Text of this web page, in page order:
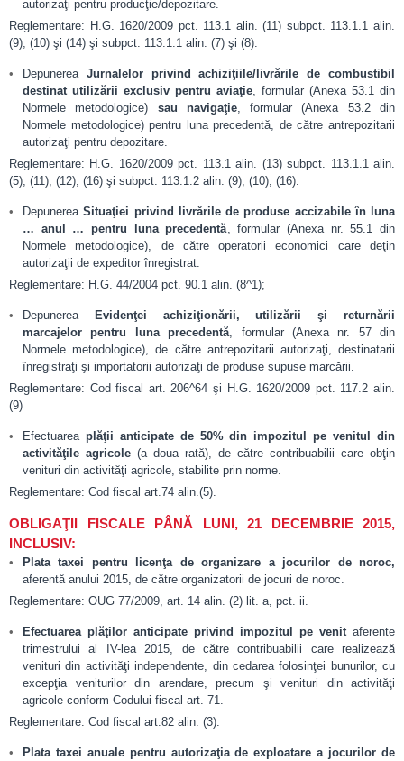
autorizaţi pentru producţie/depozitare.
Reglementare: H.G. 1620/2009 pct. 113.1 alin. (11) subpct. 113.1.1 alin.
(9), (10) şi (14) şi subpct. 113.1.1 alin. (7) şi (8).
Depunerea Jurnalelor privind achiziţiile/livrările de combustibil
destinat utilizării exclusiv pentru aviaţie, formular (Anexa 53.1 din
Normele metodologice) sau navigaţie, formular (Anexa 53.2 din
Normele metodologice) pentru luna precedentă, de către antrepozitarii
autorizaţi pentru depozitare.
Reglementare: H.G. 1620/2009 pct. 113.1 alin. (13) subpct. 113.1.1 alin.
(5), (11), (12), (16) şi subpct. 113.1.2 alin. (9), (10), (16).
DepunereaSituaţiei privind livrările de produse accizabile în luna
… anul … pentru luna precedentă, formular (Anexa nr. 55.1 din
Normele metodologice), de către operatorii economici care deţin
autorizaţii de expeditor înregistrat.
Reglementare: H.G. 44/2004 pct. 90.1 alin. (8^1);
Depunerea
Evidenţei achiziţionării, utilizării şi returnării
marcajelor pentru luna precedentă, formular (Anexa nr. 57 din
Normele metodologice), de către antrepozitarii autorizaţi, destinatarii
înregistraţi şi importatorii autorizaţi de produse supuse marcării.
Reglementare: Cod fiscal art. 206^64 şi H.G. 1620/2009 pct. 117.2 alin.
(9)
Efectuarea plăţii anticipate de 50% din impozitul pe venitul din
activităţile agricole (a doua rată), de către contribuabilii care obţin
venituri din activităţi agricole, stabilite prin norme.
Reglementare: Cod fiscal art.74 alin.(5).
OBLIGAŢII FISCALE PÂNĂ LUNI, 21 DECEMBRIE 2015,
INCLUSIV:
Plata taxei pentru licenţa de organizare a jocurilor de noroc,
aferentă anului 2015, de către organizatorii de jocuri de noroc.
Reglementare: OUG 77/2009, art. 14 alin. (2) lit. a, pct. ii.
Efectuarea pl ăţilor anticipate privind impozitul pe venit aferente
trimestrului al IV-lea 2015, de către contribuabilii care realizează
venituri din activităţi independente, din cedarea folosinţei bunurilor, cu
excepţia veniturilor din arendare, precum şi venituri din activităţi
agricole conform Codului fiscal art. 71.
Reglementare: Cod fiscal art.82 alin. (3).
Plata taxei anuale pentru autorizaţia de exploatare a jocurilor de